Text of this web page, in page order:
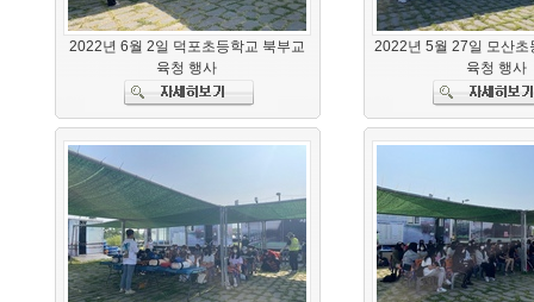
2022년 6월 2일 덕포초등학교 북부교
육청 행사
2022년 5월 27일 모산초
육청 행사